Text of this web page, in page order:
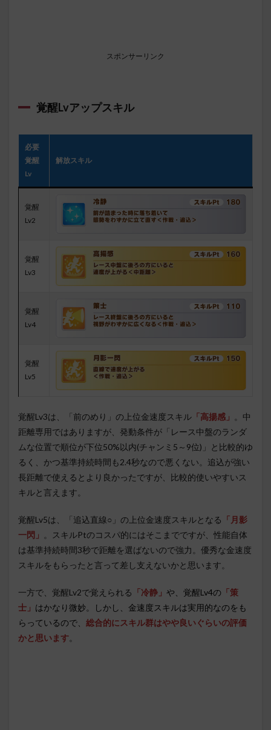
スポンサーリンク
覚醒Lvアップスキル
必要
覚醒
Lv
解放スキル
覚醒
Lv2
覚醒
Lv3
覚醒
Lv4
覚醒
Lv5
覚醒Lv3は、「前のめり」の上位金速度スキル 「高揚感」 。中
距離専用ではありますが、発動条件が「レース中盤のランダ
ムな位置で順位が下位50%以内(チャンミ5～9位)」と比較的ゆ
るく、かつ基準持続時間も2.4秒なので悪くない。追込が強い
長距離で使えるとより良かったですが、比較的使いやすいス
キルと言えます。
覚醒Lv5は、「追込直線○」の上位金速度スキルとなる 「月影
一閃」 。スキルPtのコスパ的にはそこまでですが、性能自体
は基準持続時間3秒で距離を選ばないので強力。優秀な金速度
スキルをもらったと言って差し支えないかと思います。
一方で、覚醒Lv2で覚えられる 「冷静」 や、覚醒Lv4の 「策
士」 はかなり微妙。しかし、金速度スキルは実用的なのをも
らっているので、 総合的にスキル群はやや良いぐらいの評価
かと思います。